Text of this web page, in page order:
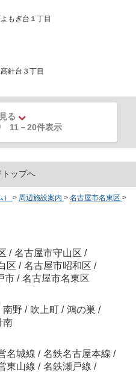
もぎ台１丁目
針台３丁目
る
11 －20件表示
ップへ
> 周辺施設案内 > 名古屋市名東区 >
/ 名古屋市守山区 /
区 / 名古屋市昭和区 /
市 / 名古屋市名東区
南野 / 吹上町 / 鴻の巣 /
南
名城線 / 名鉄名古屋本線 /
東山線 / 名鉄瀬戸線 /